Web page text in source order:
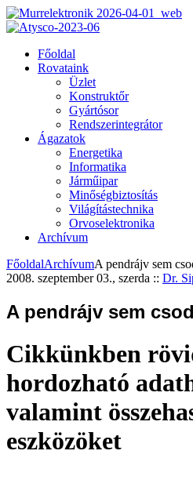
Főoldal
Rovataink
Üzlet
Konstruktőr
Gyártósor
Rendszerintegrátor
Ágazatok
Energetika
Informatika
Járműipar
Minőségbiztosítás
Világítástechnika
Orvoselektronika
Archívum
FőoldalArchívumA pendrájv sem
2008. szeptember 03., szerda :: Dr.
A pendrájv sem
Cikkünkben
hordozható
valamint
eszközöket